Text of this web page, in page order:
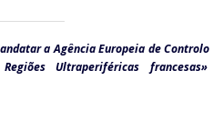
a Agência Europeia de Controlo
Ultraperiféricas francesas»